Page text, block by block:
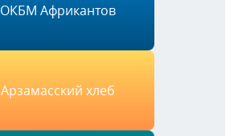
ОКБМ Африкантов
Арзамасский хлеб